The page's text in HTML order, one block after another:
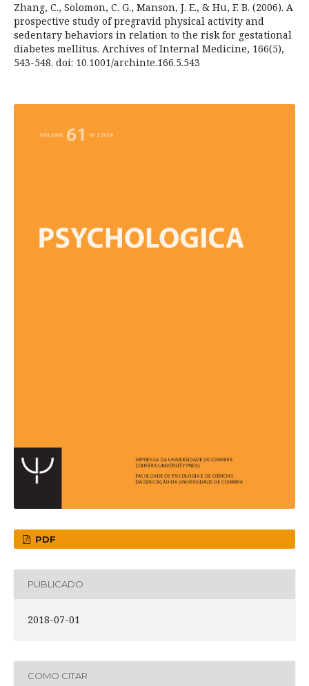
Zhang, C., Solomon, C. G., Manson, J. E., & Hu, F. B. (2006). A
prospective study of pregravid physical activity and
sedentary behaviors in relation to the risk for gestational
diabetes mellitus. Archives of Internal Medicine, 166(5),
543-548. doi: 10.1001/archinte.166.5.543
PDF
PUBLICADO
2018-07-01
COMO CITAR